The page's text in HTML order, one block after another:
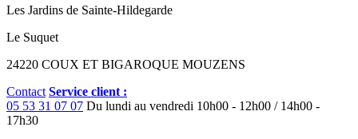
Les Jardins de Sainte-Hildegarde
Le Suquet
24220 COUX ET BIGAROQUE MOUZENS
Contact Service client :
05 53 31 07 07 Du lundi au vendredi 10h00 - 12h00 / 14h00 -
17h30